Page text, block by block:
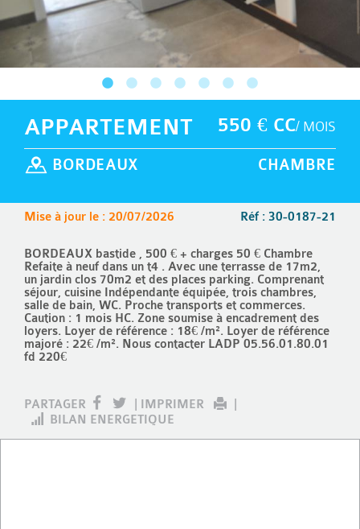
550 € CC/ MOIS
APPARTEMENT
CHAMBRE
BORDEAUX
Réf : 30-0187-21
Mise à jour le : 20/07/2026
BORDEAUX bastide , 500 € + charges 50 € Chambre
Refaite à neuf dans un t4 . Avec une terrasse de 17m2,
un jardin clos 70m2 et des places parking. Comprenant
séjour, cuisine Indépendante équipée, trois chambres,
salle de bain, WC. Proche transports et commerces.
Caution : 1 mois HC. Zone soumise à encadrement des
loyers. Loyer de référence : 18€ /m². Loyer de référence
majoré : 22€ /m². Nous contacter LADP 05.56.01.80.01
fd 220€
PARTAGER IMPRIMER
BILAN ENERGETIQUE